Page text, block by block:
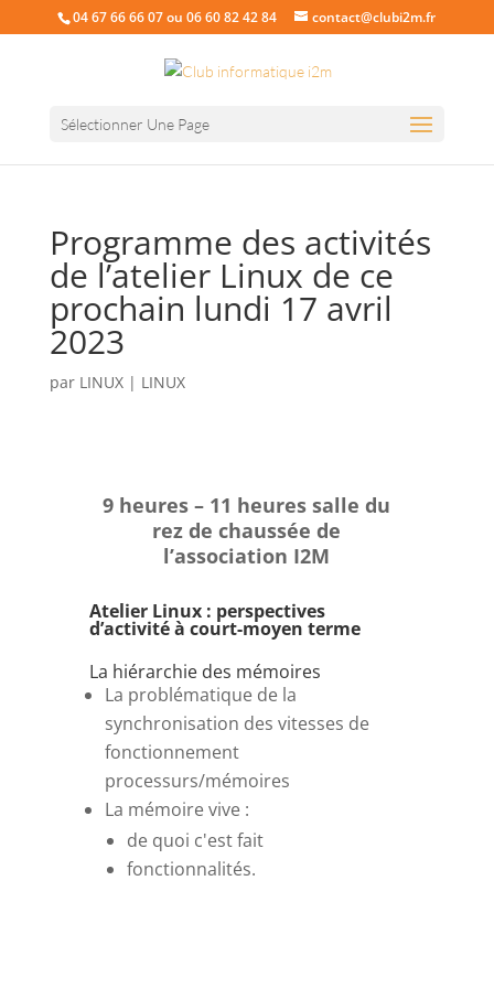
04 67 66 66 07 ou 06 60 82 42 84 contact@clubi2m.fr
Sélectionner Une Page
Programme des activités
de l’atelier Linux de ce
prochain lundi 17 avril
2023
par LINUX| LINUX
9 heures – 11 heures salle du
rez de chaussée de
l’association I2M
Atelier Linux : perspectives
d’activitéà court-moyen terme
La hiérarchie des mémoires
La problématique de la
synchronisation des vitesses de
fonctionnement
processurs/mémoires
La mémoire vive :
de quoi c'est fait
fonctionnalités.